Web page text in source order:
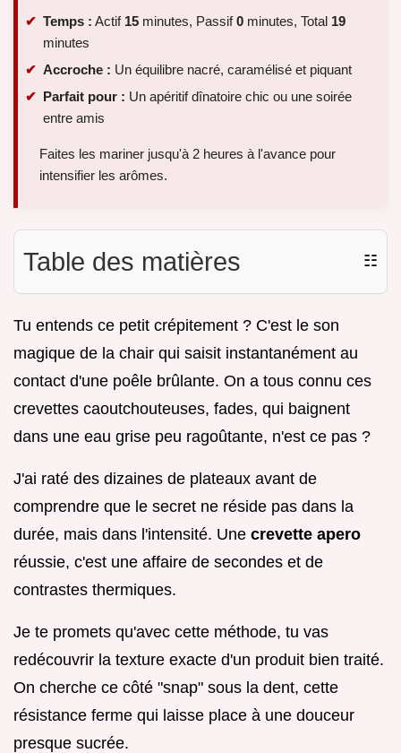
Temps : Actif 15 minutes, Passif0 minutes, Total 19
minutes
Accroche : Un équilibre nacré, caramélisé et piquant
Parfait pour : Un apéritif dînatoire chic ou une soirée
entre amis
Faites les mariner jusqu'à 2 heures à l'avance pour
intensifier les arômes.
Table des matières ☷
Tu entends ce petit crépitement ? C'est le son
magique de la chair qui saisit instantanément au
contact d'une poêle brûlante. On a tous connu ces
crevettes caoutchouteuses, fades, qui baignent
dans une eau grise peu ragoûtante, n'est ce pas ?
J'ai raté des dizaines de plateaux avant de
comprendre que le secret ne réside pas dans la
durée, mais dans l'intensité. Une crevette apero
réussie, c'est une affaire de secondes et de
contrastes thermiques.
Je te promets qu'avec cette méthode, tu vas
redécouvrir la texture exacte d'un produit bien traité.
On cherche ce côté "snap" sous la dent, cette
résistance ferme qui laisse place à une douceur
presque sucrée.